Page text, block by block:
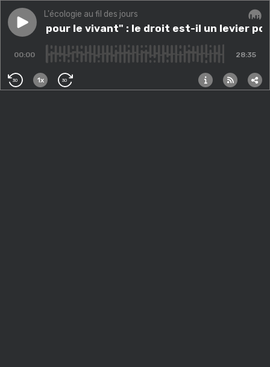
Play episode"Justice pour le vivant" : le droit est-il un levier pour
L'écologie au fil des jours
pour le vivant" : le droit est-il un levier
00:00 28:35
30 1x 30